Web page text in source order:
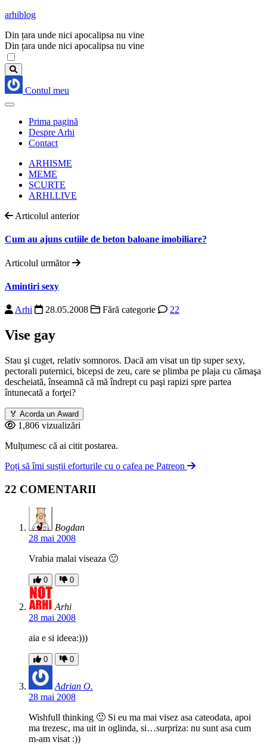
arhiblog
Din țara unde nici apocalipsa nu vine
Din țara unde nici apocalipsa nu vine
Contul meu
Prima pagină
Despre Arhi
Contact
ARHISME
MEME
SCURTE
ARHI.LIVE
Articolul anterior
Cum au ajuns cutiile de beton baloane imobiliare?
Articolul următor
Amintiri sexy
Arhi 28.05.2008 Fără categorie 22
Vise gay
Stau şi cuget, relativ somnoros. Dacă am visat un tip super sexy,
pectorali puternici, bicepsi de zeu, care se plimba pe plaja cu cămaşa
descheiată, înseamnă că mă îndrept cu paşi rapizi spre partea
întunecată a forţei?
🏅 Acorda un Award
1,806 vizualizări
Mulțumesc că ai citit postarea.
Poți să îmi susții eforturile cu o cafea pe Patreon
22 COMENTARII
Bogdan
28 mai 2008
Vrabia malai viseaza 🙂
0 0
Arhi
28 mai 2008
aia e si ideea:)))
0 0
Adrian O.
28 mai 2008
Wishfull thinking 🙂 Si eu ma mai visez asa cateodata, apoi
ma trezesc, ma uit in oglinda, si…surpriza: nu sunt asa cum
m-am visat :))